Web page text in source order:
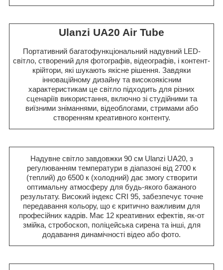
Ulanzi UA20 Air Tube
Портативний багатофункціональний надувний LED-
світло, створений для фотографів, відеографів, і контент-
крійтори, які шукають якісне рішення. Завдяки
інноваційному дизайну та високоякісним
характеристикам це світло підходить для різних
сценаріїв використання, включно зі студійними та
виїзними зніманнями, відеоблогами, стримами або
створенням креативного контенту.
Надувне світло завдовжки 90 см Ulanzi UA20, з
регулюванням температури в діапазоні від 2700 к
(теплий) до 6500 к (холодний) дає змогу створити
оптимальну атмосферу для будь-якого бажаного
результату. Високий індекс CRI 95, забезпечує точне
передавання кольору, що є критично важливим для
професійних кадрів. Має 12 креативних ефектів, як-от
змійка, стробоскоп, поліцейська сирена та інші, для
додавання динамічності відео або фото.